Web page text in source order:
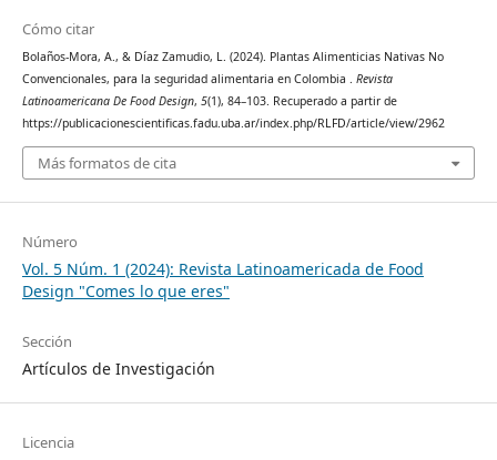
Cómo citar
Bolaños-Mora, A., & Díaz Zamudio, L. (2024). Plantas Alimenticias Nativas No
Convencionales, para la seguridad alimentaria en Colombia . Revista
Latinoamericana De Food Design, 5(1), 84–103. Recuperado a partir de
https://publicacionescientificas.fadu.uba.ar/index.php/RLFD/article/view/2962
Más formatos de cita
Número
Vol. 5 Núm. 1 (2024): Revista Latinoamericada de Food
Design "Comes lo que eres"
Sección
Artículos de Investigación
Licencia